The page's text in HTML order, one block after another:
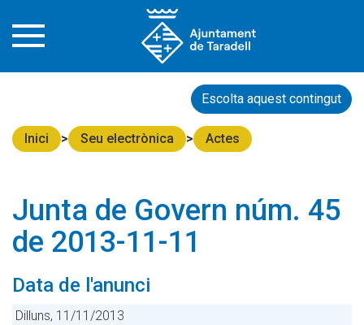
Escolta aquest contingut
Inici Seu electrònica Actes
Junta de Govern núm. 45
de 2013-11-11
Data de l'anunci
Dilluns, 11/11/2013